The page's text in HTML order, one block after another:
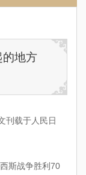
的地方
刊载于人民日
斯战争胜利 70